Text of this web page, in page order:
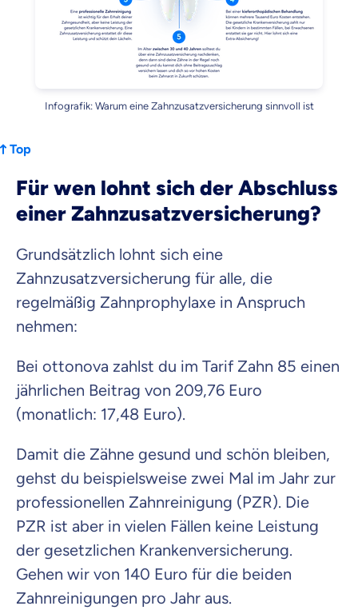
Infografik: Warum eine Zahnzusatzversicherung sinnvoll ist
Top
Für wen lohnt sich der Abschluss
einer Zahnzusatzversicherung?
Grundsätzlich lohnt sich eine
Zahnzusatzversicherung für alle, die
regelmäßig Zahnprophylaxe in Anspruch
nehmen:
Bei ottonova zahlst du im Tarif Zahn 85 einen
jährlichen Beitrag von 209,76 Euro
(monatlich: 17,48 Euro).
Damit die Zähne gesund und schön bleiben,
gehst du beispielsweise zwei Mal im Jahr zur
professionellen Zahnreinigung (PZR). Die
PZR ist aber in vielen Fällen keine Leistung
der gesetzlichen Krankenversicherung.
Gehen wir von 140 Euro für die beiden
Zahnreinigungen pro Jahr aus.